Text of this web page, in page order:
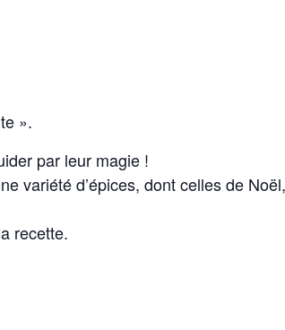
».
par leur magie !
variété d’épices, dont celles de
recette.